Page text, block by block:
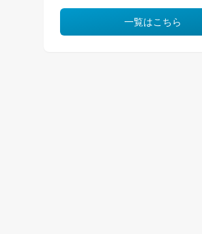
一覧はこちら